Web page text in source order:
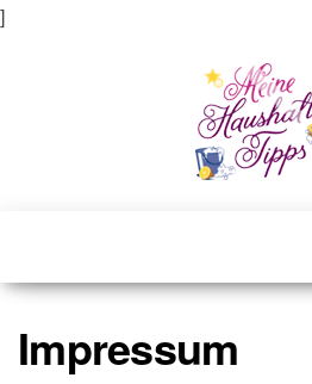
]
Impressum